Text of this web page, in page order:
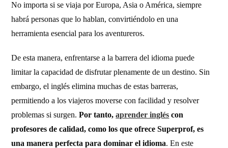
No importa si se viaja por Europa, Asia o América, siempre
habrá personas que lo hablan, convirtiéndolo en una
herramienta esencial para los aventureros.
De esta manera, enfrentarse a la barrera del idioma puede
limitar la capacidad de disfrutar plenamente de un destino. Sin
embargo, el inglés elimina muchas de estas barreras,
permitiendo a los viajeros moverse con facilidad y resolver
problemas si surgen.Por tanto,aprender inglés con
profesores de calidad, como los que ofrece Superprof, es
una manera perfecta para dominar el idioma. En este